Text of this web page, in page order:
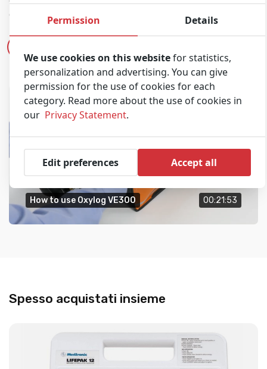
dispositivo e inoltre come utilizzarlo e pulirlo.
How to use Oxylog VE300 00:21:53
Spesso acquistati insieme
Permission Details
We use cookies on this websitefor statistics,
personalization and advertising. You can give
permission for the use of cookies for each
category. Read more about the use of cookies in
our Privacy Statement.
Edit preferences Accept all